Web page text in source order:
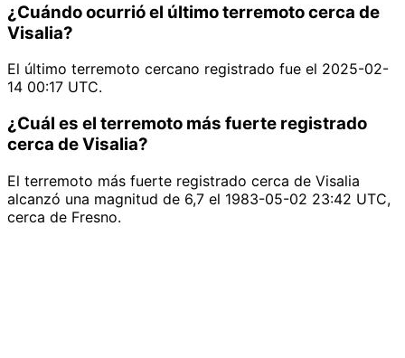
¿Cuándo ocurrió el último terremoto cerca de
Visalia?
El último terremoto cercano registrado fue el 2025-02-
14 00:17 UTC.
¿Cuál es el terremoto más fuerte registrado
cerca de Visalia?
El terremoto más fuerte registrado cerca de Visalia
alcanzó una magnitud de 6,7 el 1983-05-02 23:42 UTC,
cerca de Fresno.